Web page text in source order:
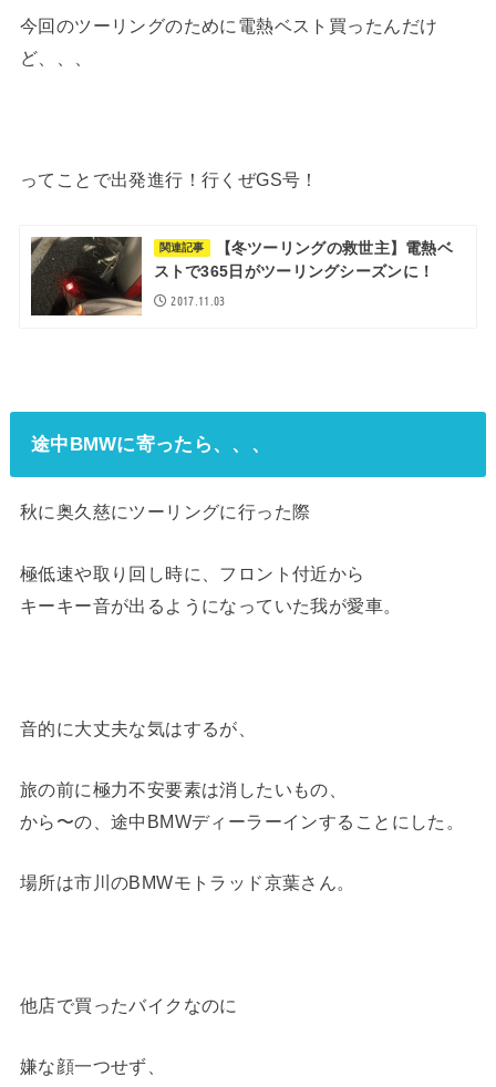
今回のツーリングのために電熱ベスト買ったんだけ
ど、、、
ってことで出発進行！行くぜGS号！
関連記事
【冬ツーリングの救世主】電熱ベ
ストで365日がツーリングシーズンに！
2017.11.03
途中BMWに寄ったら、、、
秋に奥久慈にツーリングに行った際
極低速や取り回し時に、フロント付近から
キーキー音が出るようになっていた我が愛車。
音的に大丈夫な気はするが、
旅の前に極力不安要素は消したいもの、
から〜の、途中BMWディーラーインすることにした。
場所は市川のBMWモトラッド京葉さん。
他店で買ったバイクなのに
嫌な顔一つせず、